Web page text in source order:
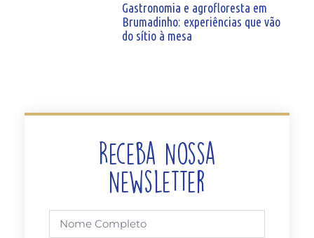
Gastronomia e agrofloresta em
Brumadinho: experiências que vão
do sítio à mesa
Receba Nossa
Newsletter